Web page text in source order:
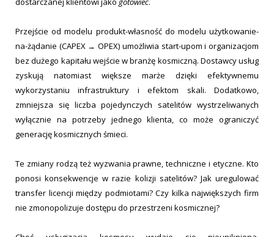
Przejście od modelu produkt-własność do modelu użytkowanie-
na-żądanie (CAPEX → OPEX) umożliwia start-upom i organizacjom
bez dużego kapitału wejście w branżę kosmiczną. Dostawcy usług
zyskują natomiast większe marże dzięki efektywnemu
wykorzystaniu infrastruktury i efektom skali. Dodatkowo,
zmniejsza się liczba pojedynczych satelitów wystrzeliwanych
wyłącznie na potrzeby jednego klienta, co może ograniczyć
generację kosmicznych śmieci.
Te zmiany rodzą też wyzwania prawne, techniczne i etyczne. Kto
ponosi konsekwencje w razie kolizji satelitów? Jak uregulować
transfer licencji między podmiotami? Czy kilka największych firm
nie zmonopolizuje dostępu do przestrzeni kosmicznej?